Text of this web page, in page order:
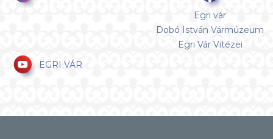
Egri vár
Dobó István Vármúzeum
Egri Vár Vitézei
EGRI VÁR